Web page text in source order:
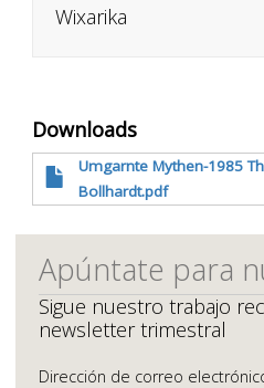
Wixarika
Downloads
Umgarnte Mythen-1985
Bollhardt.pdf
Apúntate para
Sigue nuestro trabajo
newsletter trimestral
Dirección de correo